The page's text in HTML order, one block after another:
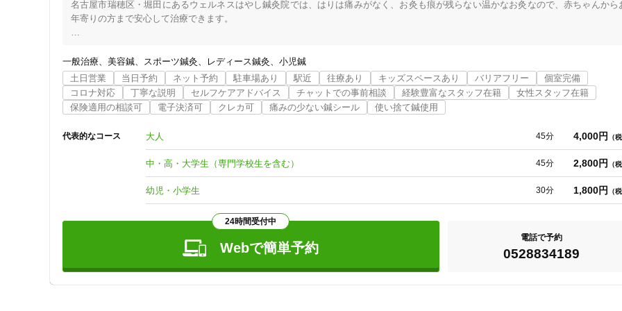
名古屋市瑞穂区・堀田にあるウェルネスはやし鍼灸院では、はりは痛みがなく、お灸も痕が残らない温かなお灸なので、赤ちゃんから
年寄りの方まで安心して治療できます。
当院では、痛みのある部位のみへの局所治療ではなく、体質に合わせた東洋医学的診断、治療方法を行います。脈や舌、肌の状態で、体
のどこに不調があるのか（五臓六腑の状態）を把握し、人間が本来持つ治癒力を高めます。脈や舌も一人一人特徴があり、また体調によ
り日々変化しますので、それぞれの患者さんの身体の状態に合わせた治療をします。
障害や病気を医学モデルではなく「社会（人権）モデル」でみていきます。
病院では検査しても異常は認められなくても、体や心の不調を感じる人、また社会構造の変化、社会のあり方によってさまざまな症状が
増えつつあります。
障害や病気は社会がつくり出しているとも言えることが今日多くなってきました。
そのようなことも意識しただ単に患者さまのからだに施術するだけでなく、社会を良くすることも意識していきます。
一般治療 美容鍼 スポーツ鍼灸 レディース鍼灸
小児鍼
土日営業
当日予約 ネット予約 駐車場あり 駅近 往療あり キッズスペースあり バリアフリー
個室完備
コロナ対応
丁寧な説明 セルフケアアドバイス チャットでの事前相談 経験豊富なスタッフ在籍
女性スタッフ在籍
保険適用の相談可
電子決済可 クレカ可 痛みの少ない鍼シール 使い捨て鍼使用
代表的なコース 大人 45分 4,000円 （
中・高・大学生（専門学校生を含む） 45分 2,800円 （
幼児・小学生 30分 1,800円 （
24時間受付中
Webで簡単予約
電話で予約
0528834189